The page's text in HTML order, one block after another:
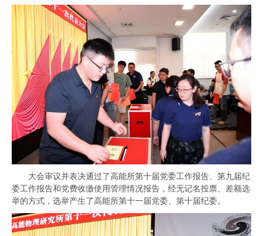
大会审议并表决通过了高能所第十届党委工作报告、第九届纪
委工作报告和党费收缴使用管理情况报告，经无记名投票、差额选
举的方式，选举产生了高能所第十一届党委、第十届纪委。